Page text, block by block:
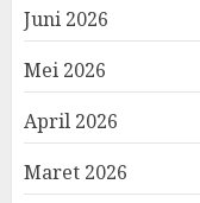
Juni 2026
Mei 2026
April 2026
Maret 2026